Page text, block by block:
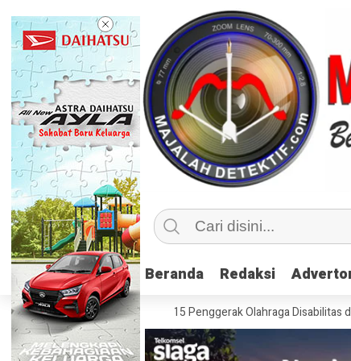
Beranda Redaksi
Beranda Redaksi
Kemenpora Latih 115 Penggerak Olahraga Disabilitas di Mojokerto